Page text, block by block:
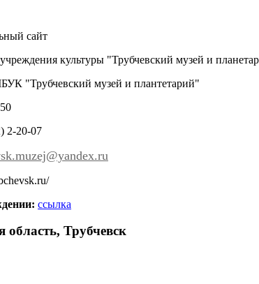
сайт
культуры "Трубчевский музей и
"Трубчевский музей и плантетарий"
2-20-07
ссылка
область, Трубчевск